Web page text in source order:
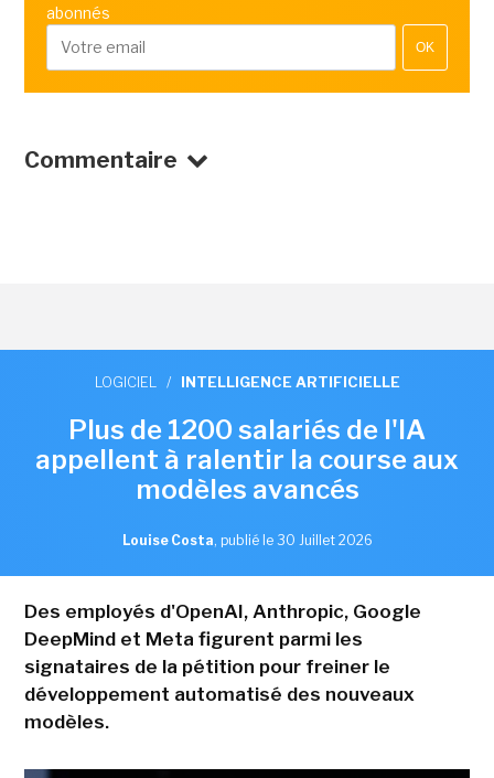
abonnés
OK
Commentaire
LOGICIEL / INTELLIGENCE ARTIFICIELLE
Plus de 1200 salariés de l'IA
appellent à ralentir la course aux
modèles avancés
Louise Costa, publié le 30 Juillet 2026
Des employés d'OpenAI, Anthropic, Google
DeepMind et Meta figurent parmi les
signataires de la pétition pour freiner le
développement automatisé des nouveaux
modèles.